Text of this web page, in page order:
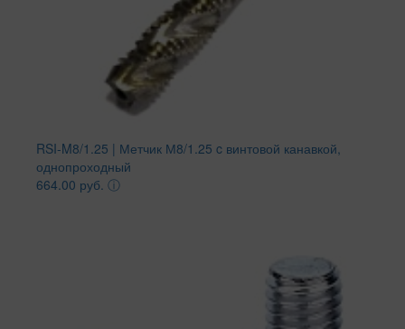
RSI-M8/1.25 | Метчик М8/1.25 c винтовой канавкой,
однопроходный
664.00 руб. ⓘ